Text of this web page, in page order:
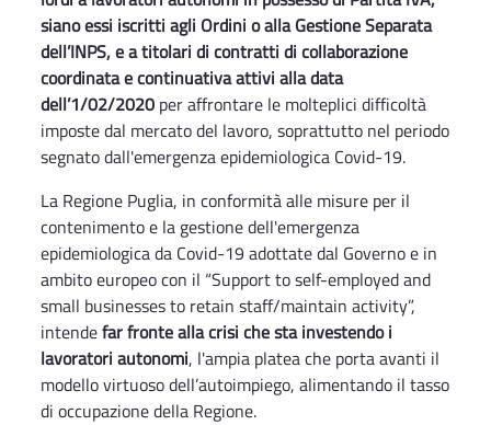
siano essi iscritti agli Ordini o alla Gestione Separata
dell’INPS, e a titolari di contratti di collaborazione
coordinata e continuativa attivi alla data
dell’1/02/2020 per affrontare le molteplici difficoltà
imposte dal mercato del lavoro, soprattutto nel periodo
segnato dall'emergenza epidemiologica Covid-19.
La Regione Puglia, in conformità alle misure per il
contenimento e la gestione dell'emergenza
epidemiologica da Covid-19 adottate dal Governo e in
ambito europeo con il “Support to self-employed and
small businesses to retain staff/maintain activity”,
intendefar fronte alla crisi che sta investendo i
lavoratori autonomi, l'ampia platea che porta avanti il
modello virtuoso dell’autoimpiego, alimentando il tasso
di occupazione della Regione.